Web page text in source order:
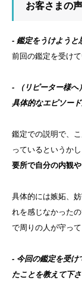
お客さまの声
- 鑑定をうけようと
前回の鑑定を受け
- （リピーター様へ
具体的なエピソー
鑑定での説明で、
っているというか
要所で自分の内観
具体的には嫉妬、
れを感じなかった
で周りの人が守っ
- 今回の鑑定を受け
たことを教えて下さ